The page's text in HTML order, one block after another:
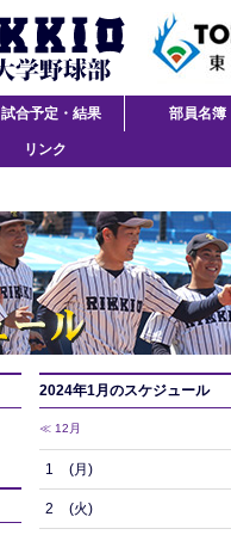
試合予定・結果 部員名簿
リンク
2024年1月のスケジュール
≪ 12月
1 (月)
2 (火)